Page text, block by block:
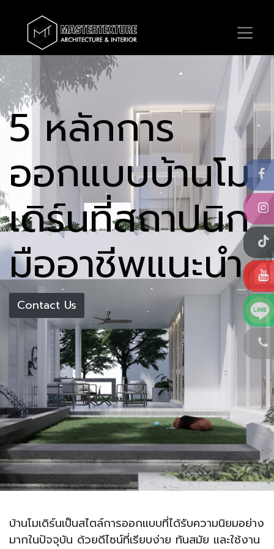
5 หลักการ
ออกแบบบ้านโม
เดิร์นที่สถาปนิก
มืออาชีพแนะนำ​
Contact Us
บ้านโมเดิร์นเป็นสไตล์การออกแบบที่ได้รับความนิยมอย่าง
มากในปัจจุบัน ด้วยดีไซน์ที่เรียบง่าย ทันสมัย และใช้งาน